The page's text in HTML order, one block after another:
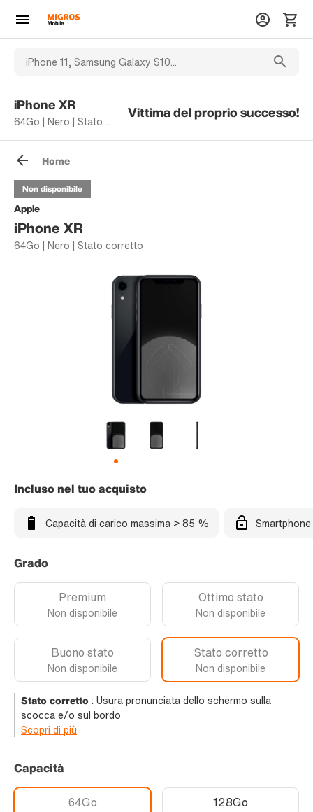
iPhone XR
64Go | Nero | Stato corretto
Vittima del proprio successo!
Home
Apple
iPhone XR
64Go | Nero | Stato corretto
Non disponibile
Incluso nel tuo acquisto
Capacità di carico massima > 85 %
Grado
Premium
Non disponibile
Ottimo stato
Non disponibile
Buono stato
Non disponibile
Stato corretto
Non disponibile
Stato corretto: Usura pronunciata dello schermo sulla
scocca e/o sul bordo
Scopri di più
Capacità
64Go 128Go